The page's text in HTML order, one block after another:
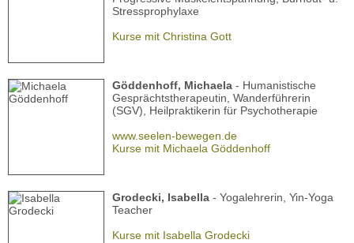
Stressprophylaxe
Kurse mit Christina Gott
Göddenhoff, Michaela - Humanistische
Gesprächtstherapeutin, Wanderführerin
(SGV), Heilpraktikerin für Psychotherapie
www.seelen-bewegen.de
Kurse mit Michaela Göddenhoff
Grodecki, Isabella - Yogalehrerin, Yin-Yoga
Teacher
Kurse mit Isabella Grodecki